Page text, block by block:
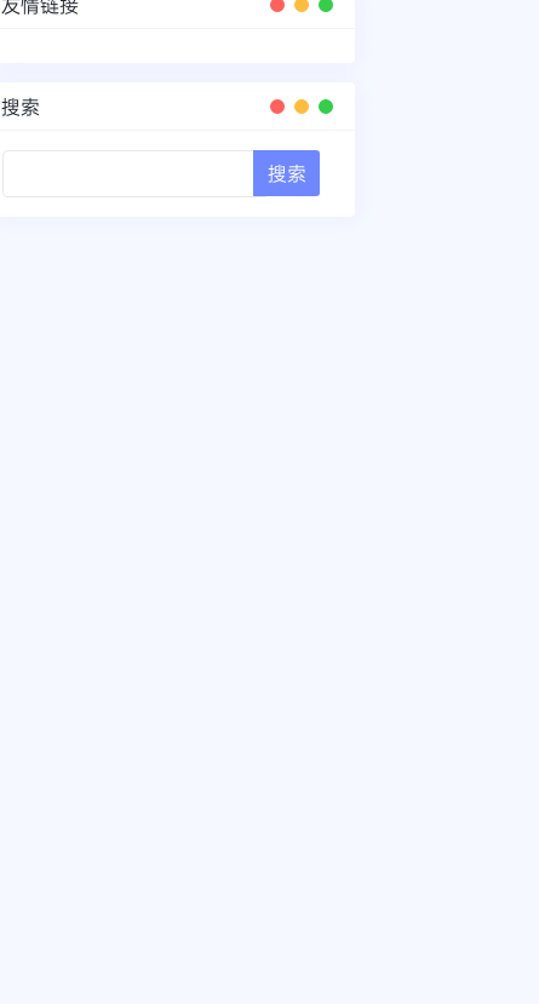
搜索